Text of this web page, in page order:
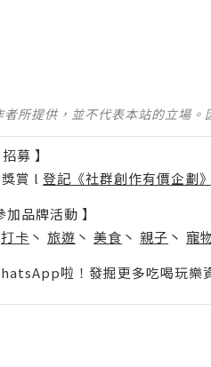
所提供，並不代表本站的立場
募 】
賞 l 登記《社群創作有價企劃》
品牌活動 】
打卡 丶 旅遊 丶 美食 丶 親子 丶 寵
啦！發掘更多吃喝玩樂